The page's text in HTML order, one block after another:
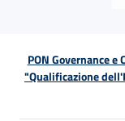
PON Governance
"Qualificazione